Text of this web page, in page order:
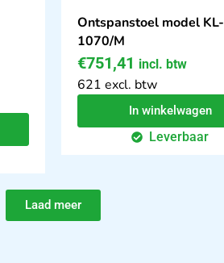
Ontspanstoel model KL-
1070/M
€751,41 incl. btw
621 excl. btw
In winkelwagen
Leverbaar
Laad meer